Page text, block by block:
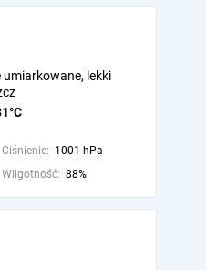
lekki
Ciśnienie: 1001 hPa
Wilgotność: 88%